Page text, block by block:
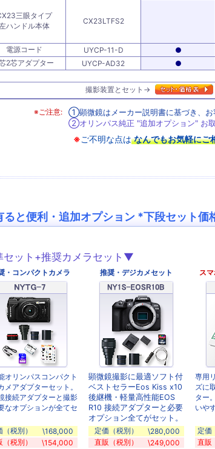
三眼タイプ
ハンドル本体
CX23LTFS2
電源コード
UYCP-11-D ●
2芯アダプター
UYCP-AD32 ●
撮影装置とセット→
※ご注意:
①顕微鏡はメーカー説明書に基づき、お
②オリンパス純正 "追加オプション" お
※ご不明な点は なんでもお気軽にご
ると便利・追加オプション *下段セット価
セット+推奨カメラセット▼
・コンパクトカメラ 推奨・デジカメセット ス
オリンパスコンパクト
メアダプターセット。
接続アダプターと撮影
なオプションが全てセ
顕微鏡撮影に最適ソフト付
ベストセラーEos Kiss x10
後継機・軽量高性能EOS
R10 接続アダプターと必要
オプション全てがセット。
専用
ズに
ター
いや
（税別）
\168,000
（税別）
\154,000
定価（税別）
\280,000
直販（税別）
\249,000
定価
直販